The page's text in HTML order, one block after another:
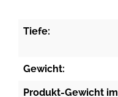
Tiefe:
Gewicht:
Produkt-Gewicht im